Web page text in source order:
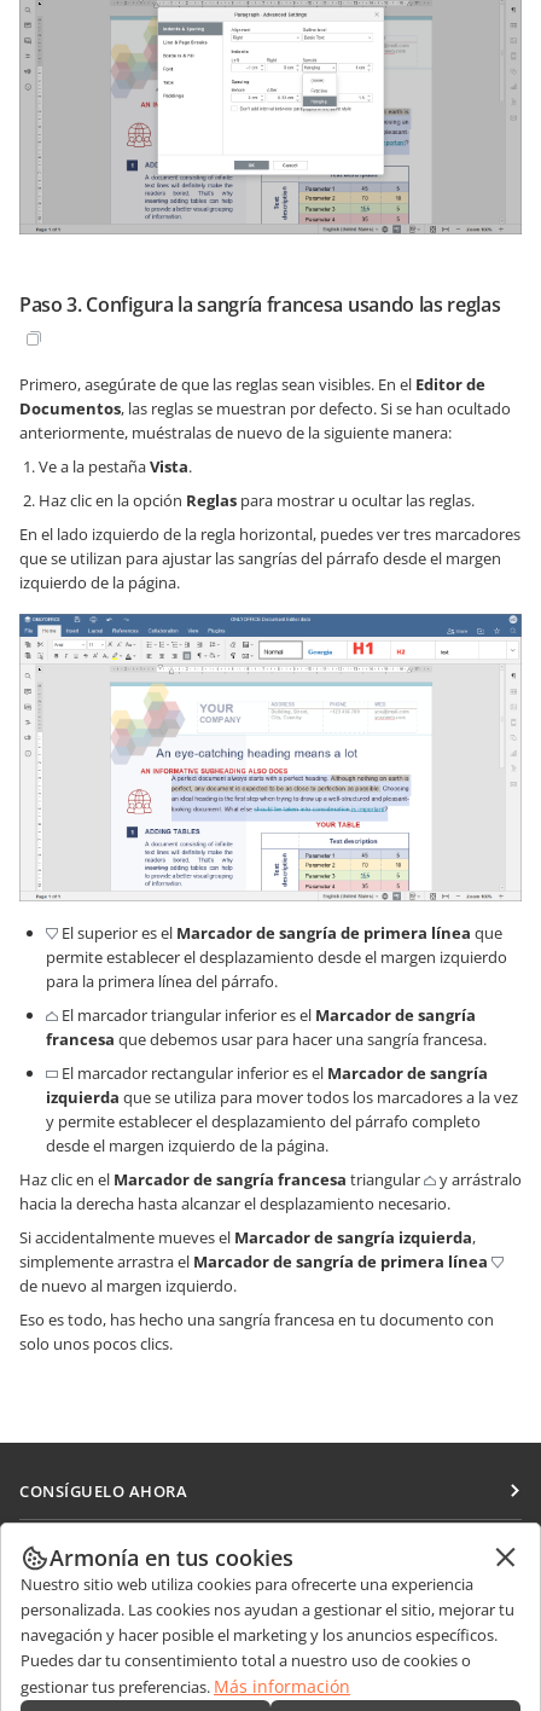
Paso 3. Configura la sangría francesa usando las reglas
Primero, asegúrate de que las reglas sean visibles. En el Editor de
Documentos, las reglas se muestran por defecto. Si se han ocultado
anteriormente, muéstralas de nuevo de la siguiente manera:
Ve a la pestañaVista.
Haz clic en la opción Reglas para mostrar u ocultar las reglas.
En el lado izquierdo de la regla horizontal, puedes ver tres marcadores
que se utilizan para ajustar las sangrías del párrafo desde el margen
izquierdo de la página.
El superior es el Marcador de sangría de primera línea que
permite establecer el desplazamiento desde el margen izquierdo
para la primera línea del párrafo.
El marcador triangular inferior es el Marcador de sangría
francesa que debemos usar para hacer una sangría francesa.
El marcador rectangular inferior es el Marcador de sangría
izquierda que se utiliza para mover todos los marcadores a la vez
y permite establecer el desplazamiento del párrafo completo
desde el margen izquierdo de la página.
Haz clic en el Marcador de sangría francesa triangular
y arrástralo
hacia la derecha hasta alcanzar el desplazamiento necesario.
Si accidentalmente mueves el Marcador de sangría izquierda,
simplemente arrastra el Marcador de sangría de primera línea
de nuevo al margen izquierdo.
Eso es todo, has hecho una sangría francesa en tu documento con
solo unos pocos clics.
CONSÍGUELO AHORA
Docs
DocSpace
Workspace
Conectores
Aplicaciones de escritorio
COLABORAR
Para colaboradores
Para traductores
Para influencers
RECIBIR NOTICIAS
Blog
OBTENER AYUDA
Foro
Armonía en tus cookies
Nuestro sitio web utiliza cookies para ofrecerte una experiencia
personalizada. Las cookies nos ayudan a gestionar el sitio, mejorar tu
navegación y hacer posible el marketing y los anuncios específicos.
Puedes dar tu consentimiento total a nuestro uso de cookies o
gestionar tus preferencias. Más información